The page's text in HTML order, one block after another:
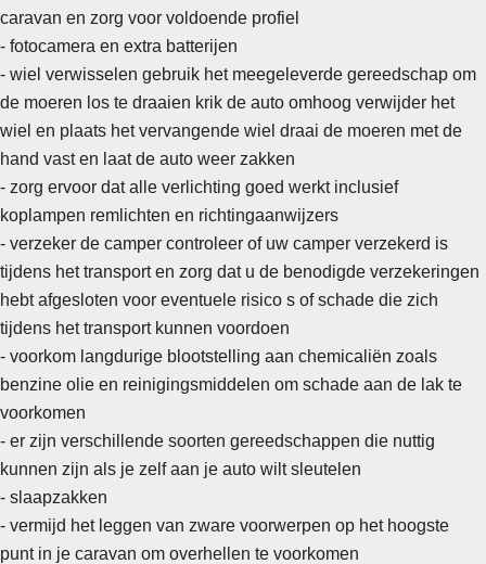
caravan en zorg voor voldoende profiel
- fotocamera en extra batterijen
- wiel verwisselen gebruik het meegeleverde gereedschap om
de moeren los te draaien krik de auto omhoog verwijder het
wiel en plaats het vervangende wiel draai de moeren met de
hand vast en laat de auto weer zakken
- zorg ervoor dat alle verlichting goed werkt inclusief
koplampen remlichten en richtingaanwijzers
- verzeker de camper controleer of uw camper verzekerd is
tijdens het transport en zorg dat u de benodigde verzekeringen
hebt afgesloten voor eventuele risico s of schade die zich
tijdens het transport kunnen voordoen
- voorkom langdurige blootstelling aan chemicaliën zoals
benzine olie en reinigingsmiddelen om schade aan de lak te
voorkomen
- er zijn verschillende soorten gereedschappen die nuttig
kunnen zijn als je zelf aan je auto wilt sleutelen
- slaapzakken
- vermijd het leggen van zware voorwerpen op het hoogste
punt in je caravan om overhellen te voorkomen